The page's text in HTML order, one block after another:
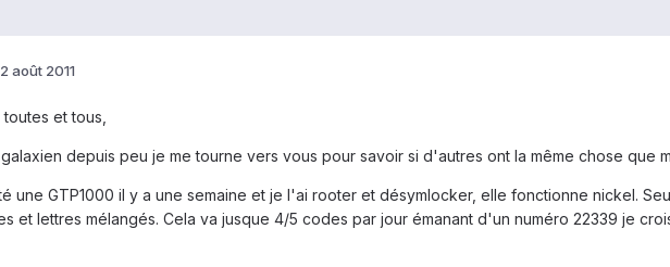
août 2011
et tous,
depuis peu je me tourne vers vous pour savoir si d'autres ont la même chose que
une GTP1000 il y a une semaine et je l'ai rooter et désymlocker, elle fonctionne nickel.
et lettres mélangés. Cela va jusque 4/5 codes par jour émanant d'un numéro 22339 je